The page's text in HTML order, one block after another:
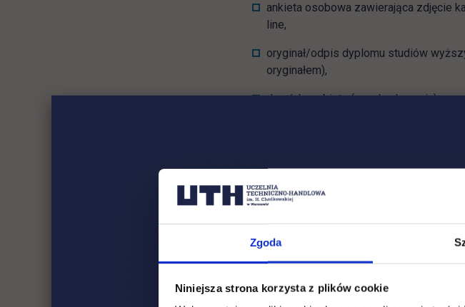
Zgoda
Niniejsza strona korzysta z plików cookie
ankieta osobowa zawierająca zdjęcie
line,
oryginał/odpis dyplomu studiów
oryginałem),
dowód osobisty (w celu okazania),
Cudzoziemcy ubiegający
Chodkowskiej
zalegalizowany dyplom ukończenia